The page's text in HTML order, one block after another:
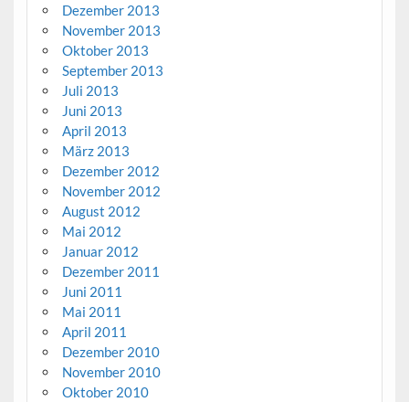
Dezember 2013
November 2013
Oktober 2013
September 2013
Juli 2013
Juni 2013
April 2013
März 2013
Dezember 2012
November 2012
August 2012
Mai 2012
Januar 2012
Dezember 2011
Juni 2011
Mai 2011
April 2011
Dezember 2010
November 2010
Oktober 2010